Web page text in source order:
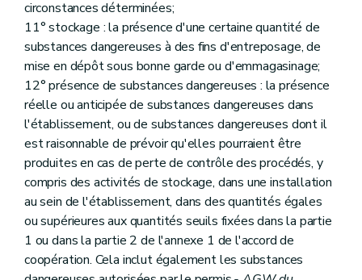
Annexe
Annexe
Annexe
Annexe
Annexe
Annexe
Annexe
Annexe
Annexe
Annexe
Annexe
Annexe
Annexe
Annexe
Annexe
Annexe
Annexe
Annexe
circonstances déterminées;
11° stockage : la présence d'une certaine quantité de
substances dangereuses à des fins d'entreposage, de
mise en dépôt sous bonne garde ou d'emmagasinage;
12° présence de substances dangereuses : la présence
réelle ou anticipée de substances dangereuses dans
l'établissement, ou de substances dangereuses dont il
est raisonnable de prévoir qu'elles pourraient être
produites en cas de perte de contrôle des procédés, y
compris des activités de stockage, dans une installation
au sein de l'établissement, dans des quantités égales
ou supérieures aux quantités seuils fixées dans la partie
1 ou dans la partie 2 de l'annexe 1 de l'accord de
coopération. Cela inclut également les substances